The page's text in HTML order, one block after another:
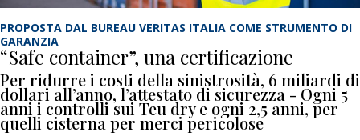
PROPOSTA DAL BUREAU VERITAS ITALIA COME STRUMENTO DI
GARANZIA
“Safe container”, una certificazione
Per ridurre i costi della sinistrosità, 6 miliardi di
dollari all’anno, l’attestato di sicurezza - Ogni 5
anni i controlli sui Teu dry e ogni 2,5 anni, per
quelli cisterna per merci pericolose